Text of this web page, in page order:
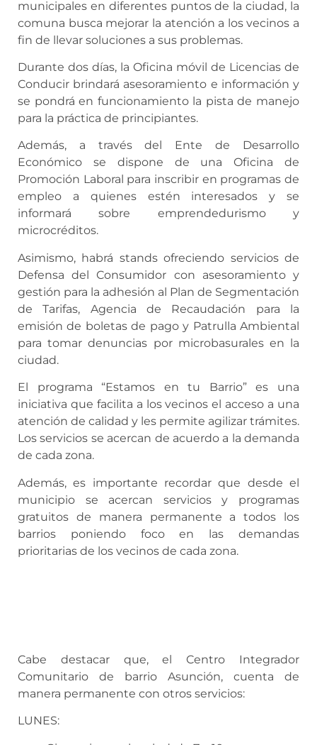
municipales en diferentes puntos de la ciudad, la
comuna busca mejorar la atención a los vecinos a
fin de llevar soluciones a sus problemas.
Durante dos días, la Oficina móvil de Licencias de
Conducir brindará asesoramiento e información y
se pondrá en funcionamiento la pista de manejo
para la práctica de principiantes.
Además, a través del Ente de Desarrollo
Económico se dispone de una Oficina de
Promoción Laboral para inscribir en programas de
empleo a quienes estén interesados y se
informará sobre emprendedurismo y
microcréditos.
Asimismo, habrá stands ofreciendo servicios de
Defensa del Consumidor con asesoramiento y
gestión para la adhesión al Plan de Segmentación
de Tarifas, Agencia de Recaudación para la
emisión de boletas de pago y Patrulla Ambiental
para tomar denuncias por microbasurales en la
ciudad.
El programa “Estamos en tu Barrio” es una
iniciativa que facilita a los vecinos el acceso a una
atención de calidad y les permite agilizar trámites.
Los servicios se acercan de acuerdo a la demanda
de cada zona.
Además, es importante recordar que desde el
municipio se acercan servicios y programas
gratuitos de manera permanente a todos los
barrios poniendo foco en las demandas
prioritarias de los vecinos de cada zona.
Cabe destacar que, el Centro Integrador
Comunitario de barrio Asunción, cuenta de
manera permanente con otros servicios:
LUNES: